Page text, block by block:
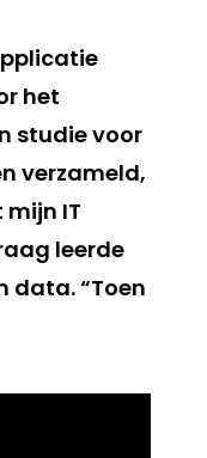
het
studie voor
verzameld,
mijn IT
leerde
data. “Toen